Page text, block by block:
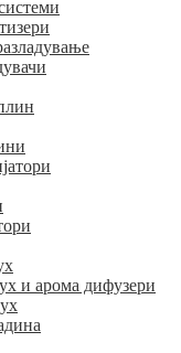
и арома дифузери